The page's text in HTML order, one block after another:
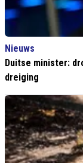
Nieuws
Duitse minister:
dreiging